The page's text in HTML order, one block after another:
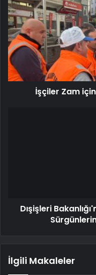
İşçiler Zam
Dışişleri
İlgili Makaleler